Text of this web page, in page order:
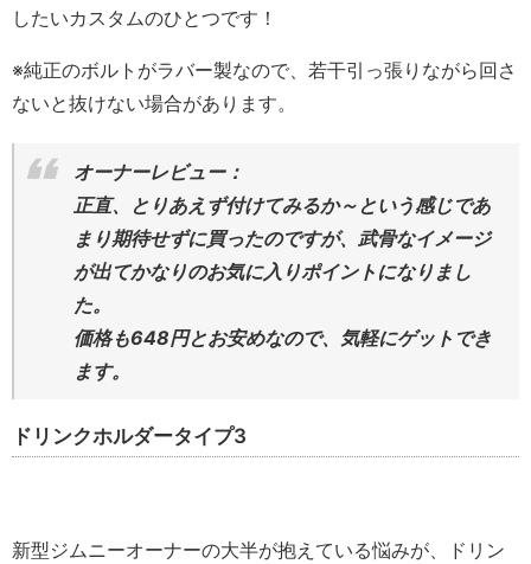
したいカスタムのひとつです！
※純正のボルトがラバー製なので、若干引っ張りながら回さ
ないと抜けない場合があります。
オーナーレビュー：
正直、とりあえず付けてみるか～という感じであ
まり期待せずに買ったのですが、武骨なイメージ
が出てかなりのお気に入りポイントになりまし
た。
価格も648円とお安めなので、気軽にゲットでき
ます。
ドリンクホルダータイプ3
新型ジムニーオーナーの大半が抱えている悩みが、ドリン